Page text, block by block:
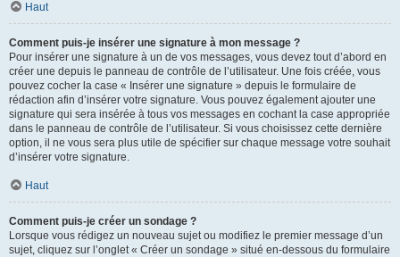
Haut
Comment puis-je insérer une signature à mon message ?
Pour insérer une signature à un de vos messages, vous devez tout d’abord en
créer une depuis le panneau de contrôle de l’utilisateur. Une fois créée, vous
pouvez cocher la case « Insérer une signature » depuis le formulaire de
rédaction afin d’insérer votre signature. Vous pouvez également ajouter une
signature qui sera insérée à tous vos messages en cochant la case appropriée
dans le panneau de contrôle de l’utilisateur. Si vous choisissez cette dernière
option, il ne vous sera plus utile de spécifier sur chaque message votre souhait
d’insérer votre signature.
Haut
Comment puis-je créer un sondage ?
Lorsque vous rédigez un nouveau sujet ou modifiez le premier message d’un
sujet, cliquez sur l’onglet « Créer un sondage » situé en-dessous du formulaire